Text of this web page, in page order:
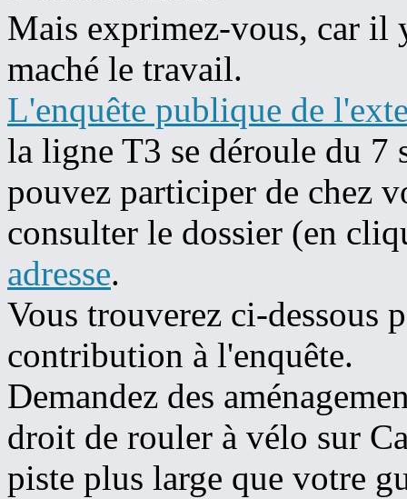
Mais exprimez-vous, car il
maché le travail.
L'enquête publique de
la ligne T3 se déroule du 7
pouvez participer de chez
consulter le dossier (en
adresse.
Vous trouverez ci-dessous
contribution à l'enquête.
Demandez des
droit de rouler à vélo sur
piste plus large que votre